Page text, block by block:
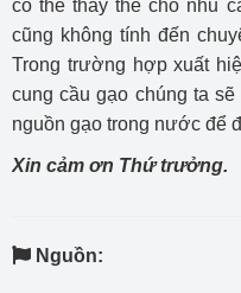
có thể thay thế cho nhu
cũng không tính đến
Trong trường hợp xuất
cung cầu gạo chúng ta
nguồn gạo trong nước để
Xin cảm ơn Thứ trưởng.
Nguồn: